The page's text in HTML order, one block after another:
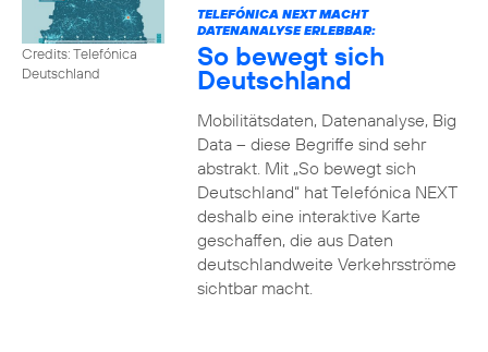
Credits: Telefónica
Deutschland
TELEFÓNICA NEXT MACHT
DATENANALYSE ERLEBBAR:
So bewegt sich
Deutschland
Mobilitätsdaten, Datenanalyse, Big
Data – diese Begriffe sind sehr
abstrakt. Mit „So bewegt sich
Deutschland“ hat Telefónica NEXT
deshalb eine interaktive Karte
geschaffen, die aus Daten
deutschlandweite Verkehrsströme
sichtbar macht.